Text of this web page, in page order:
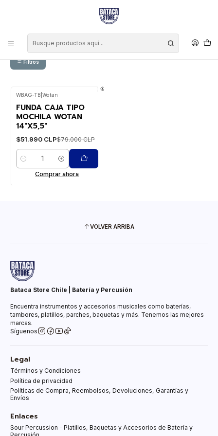
Marcas
Wotan
Filtros
WBAG-TB Wotan
FUNDA CAJA TIPO
MOCHILA WOTAN
14"X5,5"
$51.990 CLP$79.000 CLP
Cantidad
Comprar ahora
VOLVER ARRIBA
Bataca Store Chile | Batería y Percusión
Encuentra instrumentos y accesorios musicales como baterías,
tambores, platillos, parches, baquetas y más. Tenemos las mejores
marcas.
Síguenos
Legal
Términos y Condiciones
Política de privacidad
Políticas de Compra, Reembolsos, Devoluciones, Garantías y
Envíos
Enlaces
Sour Percussion - Platillos, Baquetas y Accesorios de Batería y